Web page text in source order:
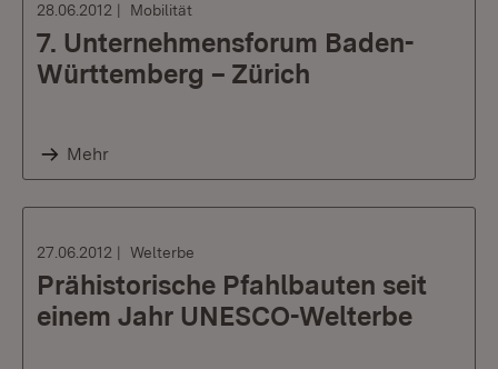
28.06.2012 Mobilität
7. Unternehmensforum Baden-
Württemberg – Zürich
Mehr
27.06.2012 Welterbe
Prähistorische Pfahlbauten seit
einem Jahr UNESCO-Welterbe